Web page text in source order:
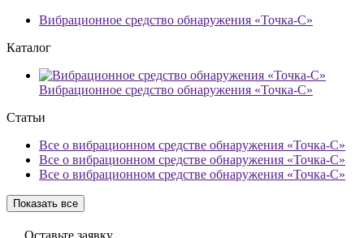
Вибрационное средство обнаружения «Точка-С»
Каталог
Вибрационное средство обнаружения «Точка-С»
Статьи
Все о вибрационном средстве обнаружения «Точка-С»
Все о вибрационном средстве обнаружения «Точка-С»
Все о вибрационном средстве обнаружения «Точка-С»
Показать все
Оставьте заявку